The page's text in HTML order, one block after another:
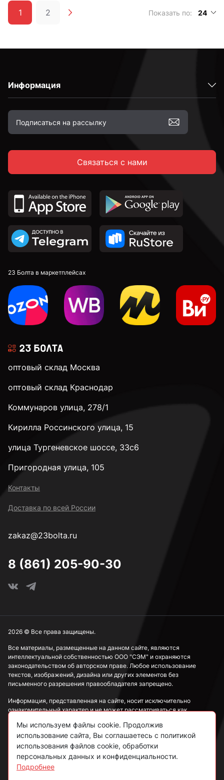
1 2 Показать по: 24
Информация
Связаться с нами
23 Болта в маркетплейсах
оптовый склад Москва
оптовый склад Краснодар
Коммунаров улица, 278/1
Кирилла Россинского улица, 15
улица Тургеневское шоссе, 33с6
Пригородная улица, 105
Контакты
Доставка по всей России
zakaz@23bolta.ru
8 (861) 205-90-30
Все материалы, размещенные на данном сайте, являются
интеллектуальной собственностью ООО "СЭМ" и охраняются
законодательством об авторском праве. Любое использование
текстов, изображений, дизайна или других элементов без
письменного разрешения правообладателя запрещено.
Информация, представленная на сайте, носит исключительно
ознакомительный характер и не может рассматриваться как
Политика конфиденциальности
Согласие на обработку данных
2026 © Все права защищены.
Мы используем файлы cookie. Продолжив
использование сайта, Вы соглашаетесь с политикой
использования файлов cookie, обработки
персональных данных и конфиденциальности.
Подробнее